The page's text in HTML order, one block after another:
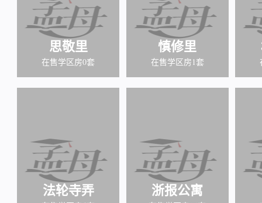
思敬里
在售学区房0套
慎修里
在售学区房1套
法轮寺弄 浙报公寓